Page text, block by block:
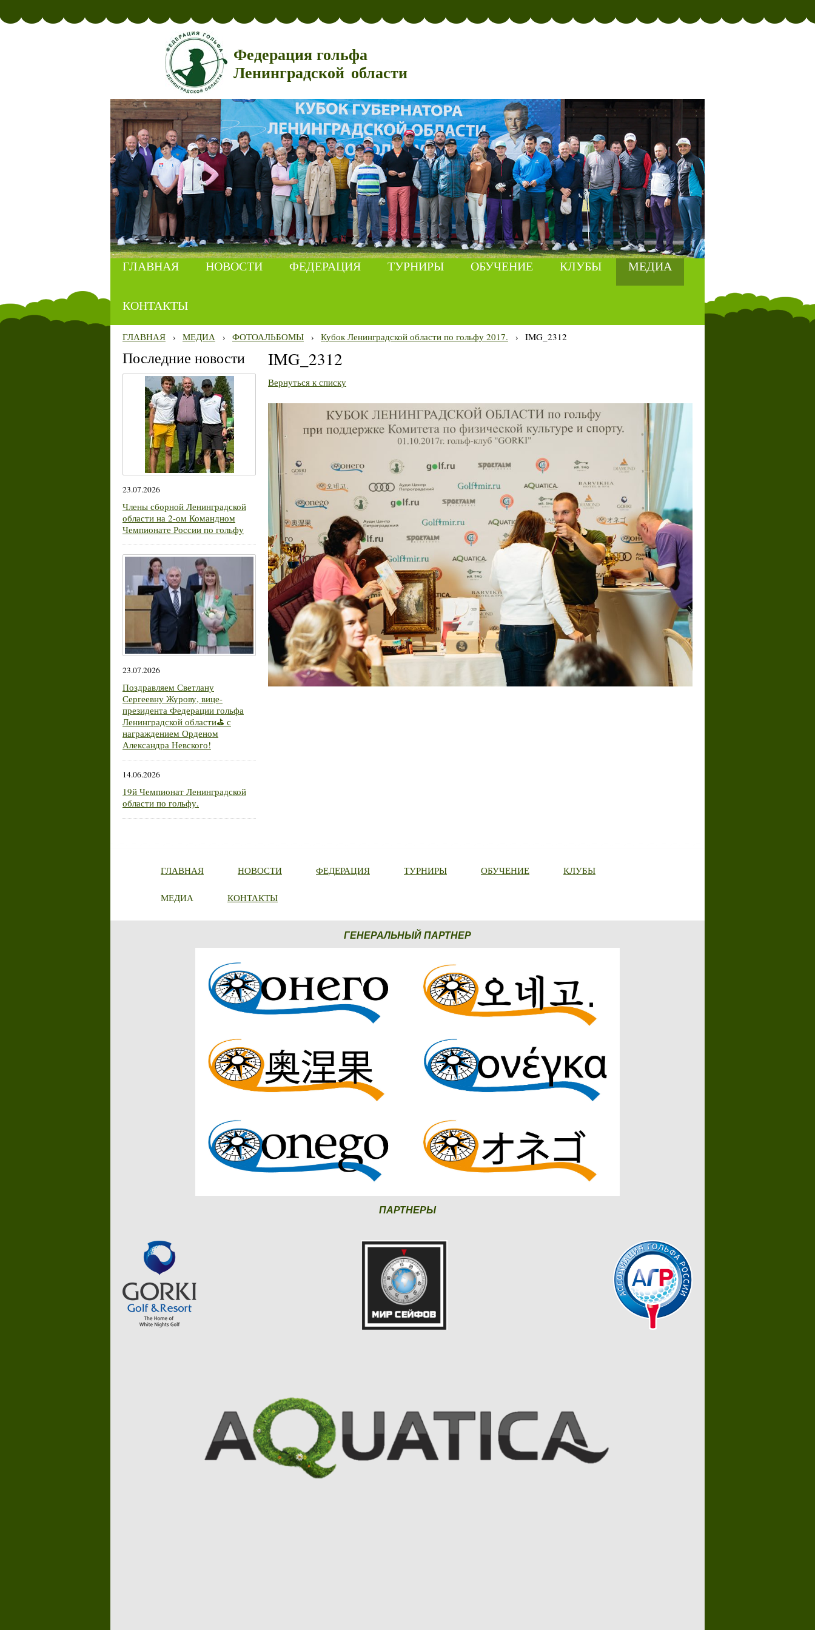
Федерация гольфа
Ленинградской области
ГЛАВНАЯ НОВОСТИ ФЕДЕРАЦИЯ ТУРНИРЫ ОБУЧЕНИЕ КЛУБЫ МЕДИА
КОНТАКТЫ
ГЛАВНАЯ › МЕДИА › ФОТОАЛЬБОМЫ › Кубок Ленинградской области по гольфу 2017. › IMG_2312
Последние новости
23.07.2026
Члены сборной Ленинградской
области на 2-ом Командном
Чемпионате России по гольфу
23.07.2026
Поздравляем Светлану
Сергеевну Журову, вице-
президента Федерации гольфа
Ленинградской области⛳ с
награждением Орденом
Александра Невского!
14.06.2026
19й Чемпионат Ленинградской
области по гольфу.
IMG_2312
Вернуться к списку
ГЛАВНАЯ НОВОСТИ ФЕДЕРАЦИЯ ТУРНИРЫ ОБУЧЕНИЕ КЛУБЫ
МЕДИА КОНТАКТЫ
ГЕНЕРАЛЬНЫЙ ПАРТНЕР
ПАРТНЕРЫ